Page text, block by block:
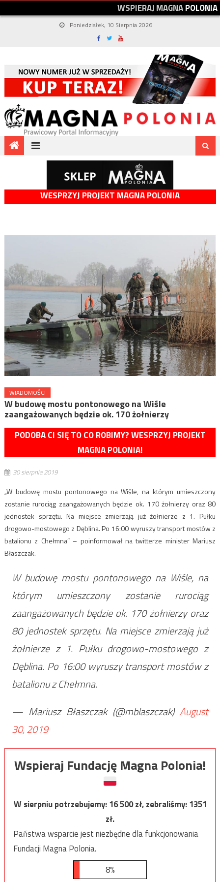
WSPIERAJMAGNAPOLONIA
Poniedziałek, 10 Sierpnia 2026
WESPRZYJ PROJEKT MAGNA POLONIA
WIADOMOŚCI
W budowę mostu pontonowego na Wiśle
zaangażowanych będzie ok. 170 żołnierzy
PODOBA CI SIĘ TO CO ROBIMY? WESPRZYJ PROJEKT
MAGNA POLONIA!
30 sierpnia 2019
„W budowę mostu pontonowego na Wiśle, na którym umieszczony
zostanie rurociąg zaangażowanych będzie ok. 170 żołnierzy oraz 80
jednostek sprzętu. Na miejsce zmierzają już żołnierze z 1. Pułku
drogowo-mostowego z Dęblina. Po 16:00 wyruszy transport mostów z
batalionu z Chełmna” – poinformował na twitterze minister Mariusz
Błaszczak.
W budowę mostu pontonowego na Wiśle, na
którym umieszczony zostanie rurociąg
zaangażowanych będzie ok. 170 żołnierzy oraz
80 jednostek sprzętu. Na miejsce zmierzają już
żołnierze z 1. Pułku drogowo-mostowego z
Dęblina. Po 16:00 wyruszy transport mostów z
batalionu z Chełmna.
— Mariusz Błaszczak (@mblaszczak)August
30, 2019
Wspieraj Fundację Magna Polonia!
W sierpniu potrzebujemy:16 500zł, zebraliśmy:1351
zł.
Państwa wsparcie jest niezbędne dla funkcjonowania
Fundacji Magna Polonia.
8%